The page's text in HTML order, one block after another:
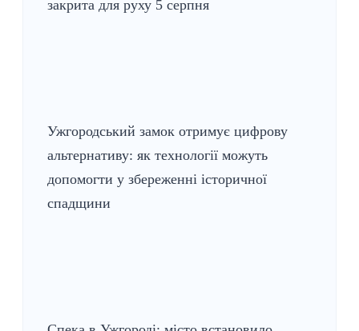
закрита для руху 5 серпня
Ужгородський замок отримує цифрову
альтернативу: як технології можуть
допомогти у збереженні історичної
спадщини